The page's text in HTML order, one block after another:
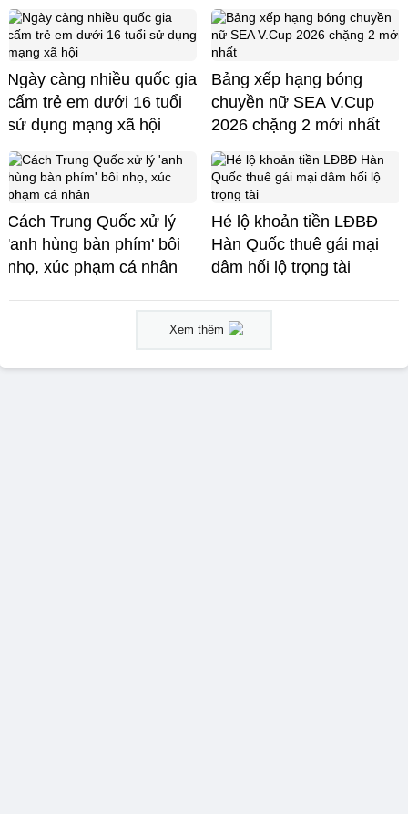
Ngày càng nhiều quốc gia
cấm trẻ em dưới 16 tuổi
sử dụng mạng xã hội
Bảng xếp hạng bóng
chuyền nữ SEA V.Cup
2026 chặng 2 mới nhất
Cách Trung Quốc xử lý
'anh hùng bàn phím' bôi
nhọ, xúc phạm cá nhân
Hé lộ khoản tiền LĐBĐ
Hàn Quốc thuê gái mại
dâm hối lộ trọng tài
Xem thêm